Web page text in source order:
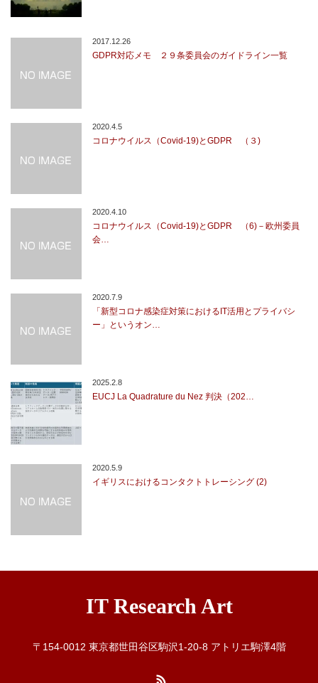
2017.12.26
GDPR対応メモ ２９条委員会のガイドライン一覧
2020.4.5
コロナウイルス（Covid-19)とGDPR （３)
2020.4.10
コロナウイルス（Covid-19)とGDPR （6)－欧州委員
会…
2020.7.9
「新型コロナ感染症対策におけるIT活用とプライバシ
ー」というオン…
2025.2.8
EUCJ La Quadrature du Nez 判決（202…
2020.5.9
イギリスにおけるコンタクトトレーシング (2)
IT Research Art
〒154-0012 東京都世田谷区駒沢1-20-8 アトリエ駒澤4階